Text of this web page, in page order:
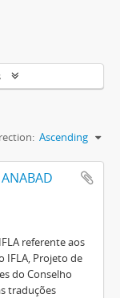
Ascending
referente aos
IFLA, Projeto de
do Conselho
traduções